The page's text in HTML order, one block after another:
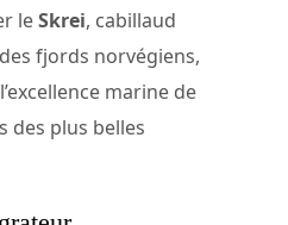
leSkrei, cabillaud
fjords norvégiens,
marine de
des plus belles